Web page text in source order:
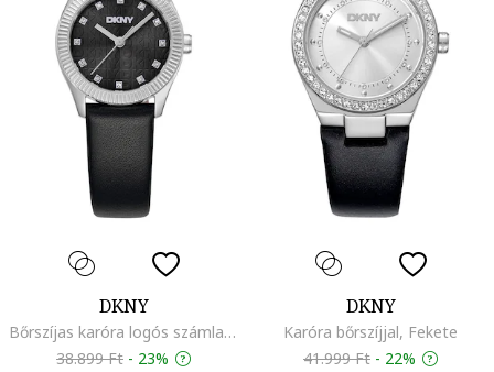
DKNY
Bőrszíjas karóra logós számlappal, Fekete
38.899 Ft - 23%
DKNY
Karóra bőrszíjjal, Fekete
41.999 Ft - 22%